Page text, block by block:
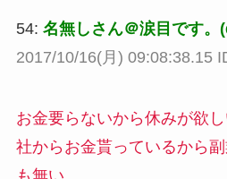
54: 名無しさん＠涙目です
2017/10/16(月) 09:08:38.15
お金要らないから休みが欲
社からお金貰っているから
も無い